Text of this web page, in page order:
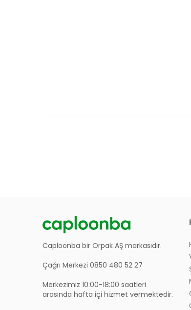
Siteniz Üzerinden Nasıl Sipariş Verebilirim?
Sipariş Verirken Sayfa Hata Veriyor, Ne
Oluşturduğum Siparişi Nereden Takip
Ürünlerim Bana Ne Şekilde Teslim
Caploonba bir Orpak AŞ markasıdır.
Çağrı Merkezi 0850 480 52 27
Merkezimiz 10:00-18:00 saatleri
arasında hafta içi hizmet vermektedir.